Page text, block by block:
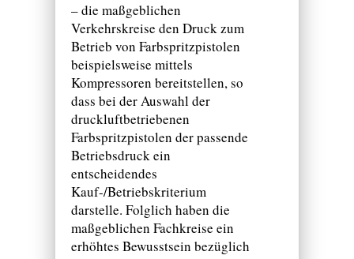
– die maßgeblichen
Verkehrskreise den Druck zum
Betrieb von Farbspritzpistolen
beispielsweise mittels
Kompressoren bereitstellen, so
dass bei der Auswahl der
druckluftbetriebenen
Farbspritzpistolen der passende
Betriebsdruck ein
entscheidendes
Kauf-/Betriebskriterium
darstelle. Folglich haben die
maßgeblichen Fachkreise ein
erhöhtes Bewusstsein bezüglich